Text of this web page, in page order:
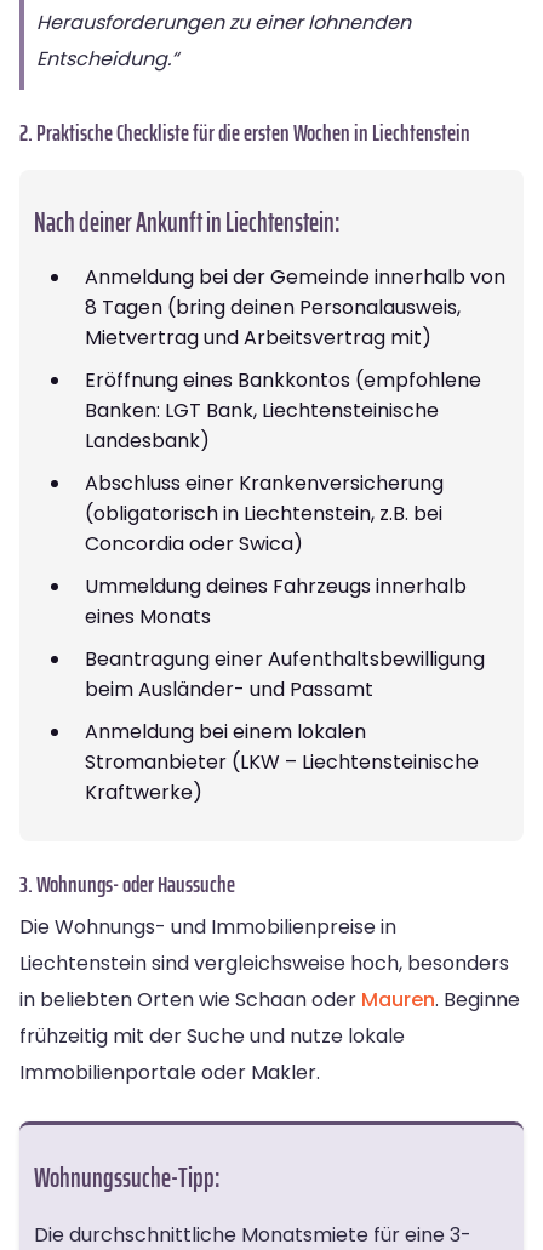
Herausforderungen zu einer lohnenden
Entscheidung.“
2. Praktische Checkliste für die ersten Wochen in Liechtenstein
Nach deiner Ankunft in Liechtenstein:
Anmeldung bei der Gemeinde innerhalb von
8 Tagen (bring deinen Personalausweis,
Mietvertrag und Arbeitsvertrag mit)
Eröffnung eines Bankkontos (empfohlene
Banken: LGT Bank, Liechtensteinische
Landesbank)
Abschluss einer Krankenversicherung
(obligatorisch in Liechtenstein, z.B. bei
Concordia oder Swica)
Ummeldung deines Fahrzeugs innerhalb
eines Monats
Beantragung einer Aufenthaltsbewilligung
beim Ausländer- und Passamt
Anmeldung bei einem lokalen
Stromanbieter (LKW – Liechtensteinische
Kraftwerke)
3. Wohnungs- oder Haussuche
Die Wohnungs- und Immobilienpreise in
Liechtenstein sind vergleichsweise hoch, besonders
in beliebten Orten wie Schaan oder Mauren. Beginne
frühzeitig mit der Suche und nutze lokale
Immobilienportale oder Makler.
Wohnungssuche-Tipp:
Die durchschnittliche Monatsmiete für eine 3-